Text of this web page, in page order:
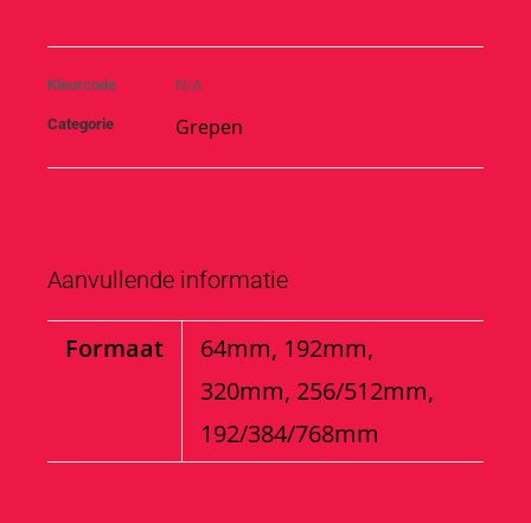
Kleurcode N/A
Categorie Grepen
Aanvullende informatie
Formaat
64mm, 192mm,
320mm, 256/512mm,
192/384/768mm